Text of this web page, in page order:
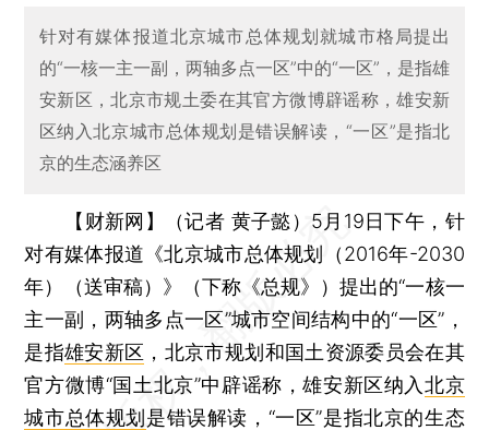
针对有媒体报道北京城市总体规划就城市格局提出
的“一核一主一副，两轴多点一区”中的“一区”，是指雄
安新区，北京市规土委在其官方微博辟谣称，雄安新
区纳入北京城市总体规划是错误解读，“一区”是指北
京的生态涵养区
【财新网】（记者 黄子懿） 5月19日下午，针
对有媒体报道《北京城市总体规划（2016年-2030
年）（送审稿）》（下称《总规》）提出的“一核一
主一副，两轴多点一区”城市空间结构中的“一区”，
是指雄安新区 ，北京市规划和国土资源委员会在其
官方微博“国土北京”中辟谣称，雄安新区纳入北京
城市总体规划 是错误解读，“一区”是指北京的生态